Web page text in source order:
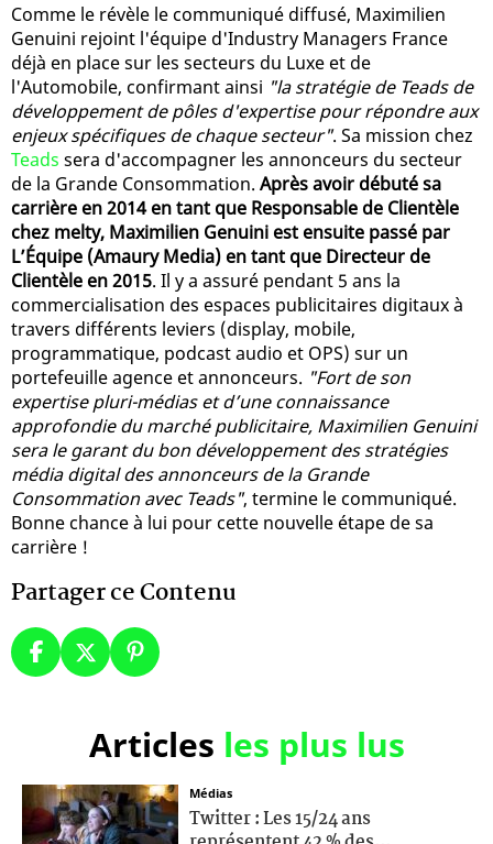
Comme le révèle le communiqué diffusé, Maximilien
Genuini rejoint l'équipe d'Industry Managers France
déjà en place sur les secteurs du Luxe et de
l'Automobile, confirmant ainsi "la stratégie de Teads de
développement de pôles d'expertise pour répondre aux
enjeux spécifiques de chaque secteur". Sa mission chez
Teads sera d'accompagner les annonceurs du secteur
de la Grande Consommation. Après avoir débuté sa
carrière en 2014 en tant que Responsable de Clientèle
chez melty, Maximilien Genuini est ensuite passé par
L’Équipe (Amaury Media) en tant que Directeur de
Clientèle en 2015. Il y a assuré pendant 5 ans la
commercialisation des espaces publicitaires digitaux à
travers différents leviers (display, mobile,
programmatique, podcast audio et OPS) sur un
portefeuille agence et annonceurs. "Fort de son
expertise pluri-médias et d’une connaissance
approfondie du marché publicitaire, Maximilien Genuini
sera le garant du bon développement des stratégies
média digital des annonceurs de la Grande
Consommation avec Teads", termine le communiqué.
Bonne chance à lui pour cette nouvelle étape de sa
carrière !
Partager ce Contenu
Articles les plus lus
Médias
Twitter : Les 15/24 ans